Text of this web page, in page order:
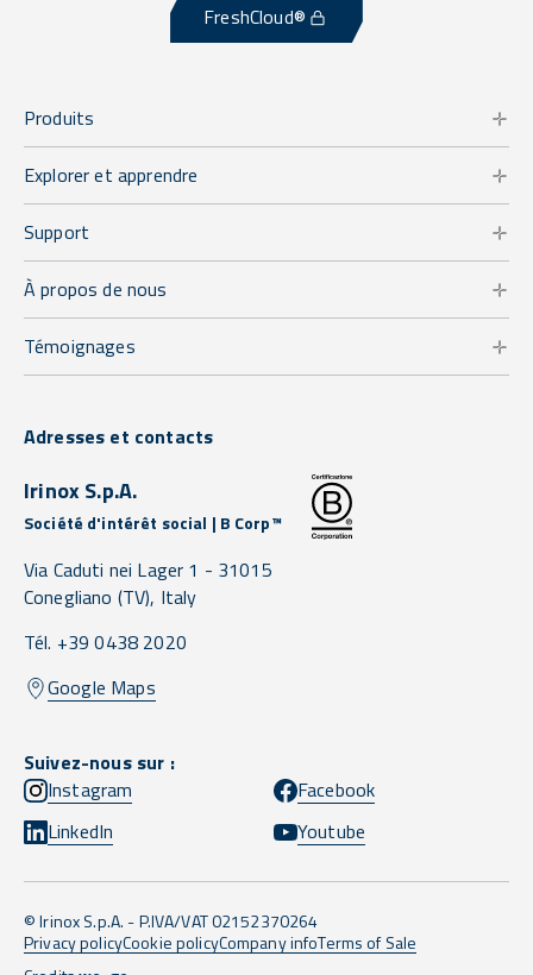
FreshCloud®
Produits
Explorer et apprendre
Support
À propos de nous
Témoignages
Adresses et contacts
Irinox S.p.A.
Société d'intérêt social | B Corp™
Via Caduti nei Lager 1 - 31015
Conegliano (TV), Italy
Tél. +39 0438 2020
Google Maps
Suivez-nous sur :
Instagram
Facebook
LinkedIn
Youtube
© Irinox S.p.A. - P.IVA/VAT 02152370264
Privacy policyCookie policyCompany infoTerms of Sale